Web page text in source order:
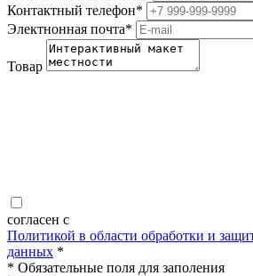
Контактный телефон*
Электнонная почта*
Товар
согласен с
Политикой в области обработки и
данных *
* Обязательные поля для заполения